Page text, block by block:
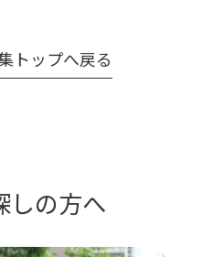
トップへ戻る
しの方へ